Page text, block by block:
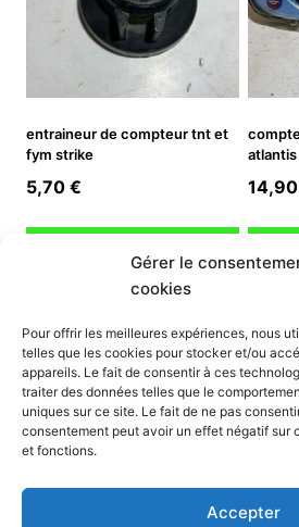
Gérer le
cookies
Pour offrir les meilleures expériences, nous
telles que les cookies pour stocker et/ou
appareils. Le fait de consentir à ces
traiter des données telles que le
uniques sur ce site. Le fait de ne pas
consentement peut avoir un effet négatif sur
et fonctions.
Accepter
entraineur de compteur tnt et
fym strike
5,70 €
atlantis
14,90
INFORMATION
Mon compte
Nous contacter
Mode paiement
Nos services
Politique de confidentialité